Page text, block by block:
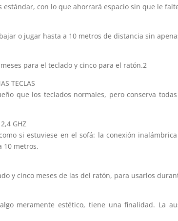
estándar, con lo que ahorrará espacio sin que le
o jugar hasta a 10 metros de distancia sin
para el teclado y cinco para el ratón.2
TECLAS
que los teclados normales, pero conserva
GHZ
si estuviese en el sofá: la conexión
10 metros.
y cinco meses de las del ratón, para usarlos
meramente estético, tiene una finalidad. La